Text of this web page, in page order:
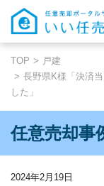
TOP
戸建
長野県K様「決済
した」
任意売却事
2024年2月19日